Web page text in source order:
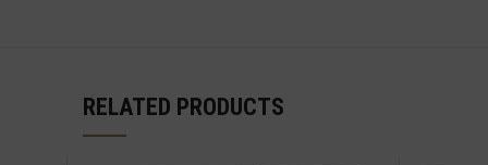
RELATED PRODUCTS